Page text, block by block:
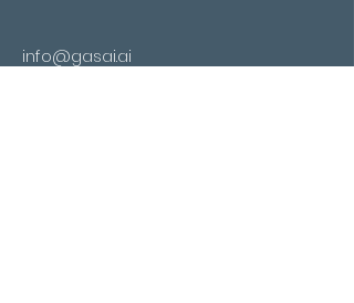
info@gasai.ai